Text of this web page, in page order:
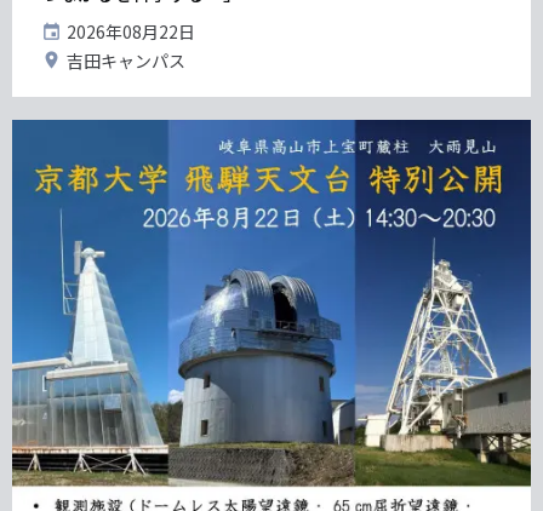
開
催
日
2026年08月22日
開
地
吉田キャンパス